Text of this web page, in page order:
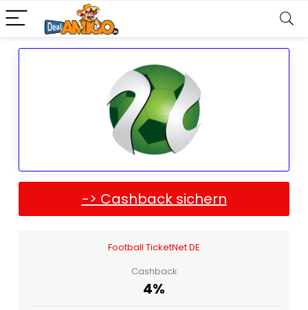
-> Cashback sichern
Football TicketNet DE
Cashback
4%